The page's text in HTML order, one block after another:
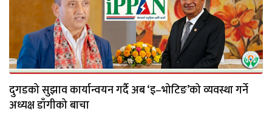
दुगडको सुझाव कार्यान्वयन गर्दै अब ‘इ–भोटिङ’को व्यवस्था गर्ने
अध्यक्ष डाँगीको बाचा